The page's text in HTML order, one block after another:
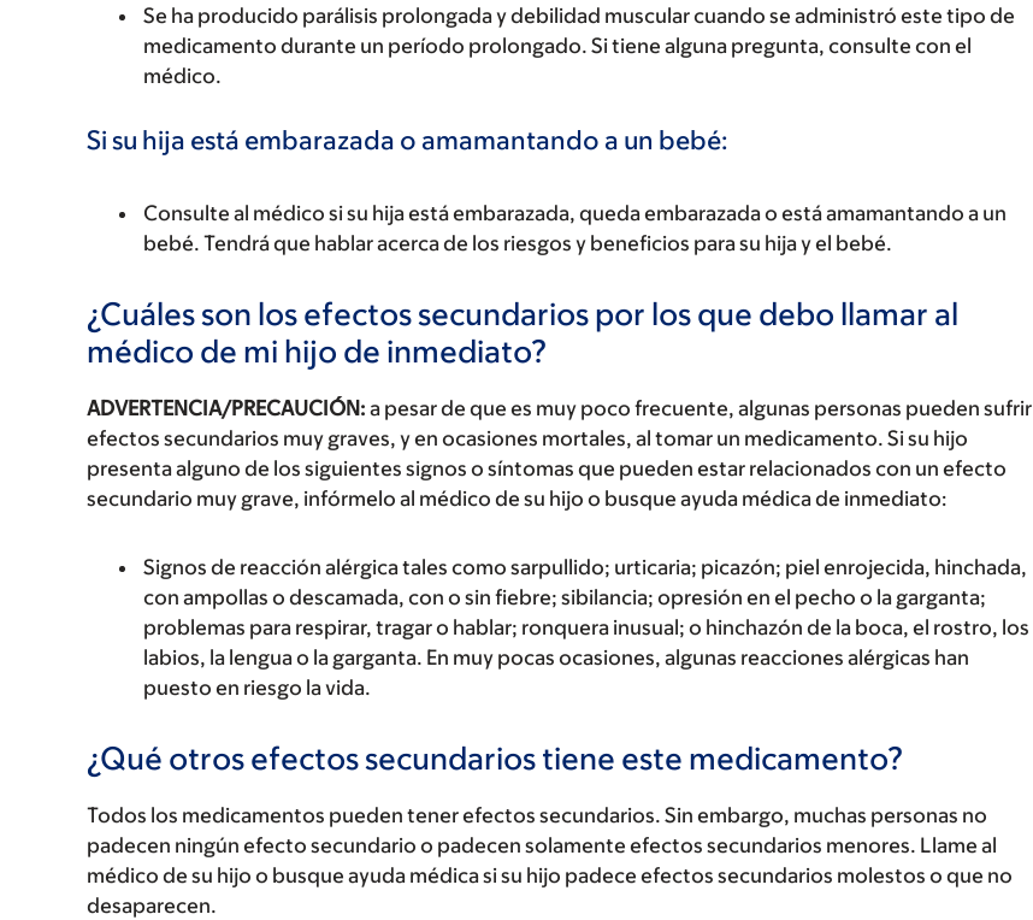
Se ha producido parálisis prolongada y debilidad muscular cuando se administró este tipo de
medicamento durante un período prolongado. Si tiene alguna pregunta, consulte con el
médico.
Si su hija está embarazada o amamantando a un bebé:
Consulte al médico si su hija está embarazada, queda embarazada o está amamantando a un
bebé. Tendrá que hablar acerca de los riesgos y beneficios para su hija y el bebé.
¿Cuáles son los efectos secundarios por los que debo llamar al
médico de mi hijo de inmediato?
ADVERTENCIA/PRECAUCIÓN: a pesar de que es muy poco frecuente, algunas personas pueden sufrir
efectos secundarios muy graves, y en ocasiones mortales, al tomar un medicamento. Si su hijo
presenta alguno de los siguientes signos o síntomas que pueden estar relacionados con un efecto
secundario muy grave, infórmelo al médico de su hijo o busque ayuda médica de inmediato:
Signos de reacción alérgica tales como sarpullido; urticaria; picazón; piel enrojecida, hinchada,
con ampollas o descamada, con o sin fiebre; sibilancia; opresión en el pecho o la garganta;
problemas para respirar, tragar o hablar; ronquera inusual; o hinchazón de la boca, el rostro, los
labios, la lengua o la garganta. En muy pocas ocasiones, algunas reacciones alérgicas han
puesto en riesgo la vida.
¿Qué otros efectos secundarios tiene este medicamento?
Todos los medicamentos pueden tener efectos secundarios. Sin embargo, muchas personas no
padecen ningún efecto secundario o padecen solamente efectos secundarios menores. Llame al
médico de su hijo o busque ayuda médica si su hijo padece efectos secundarios molestos o que no
desaparecen.